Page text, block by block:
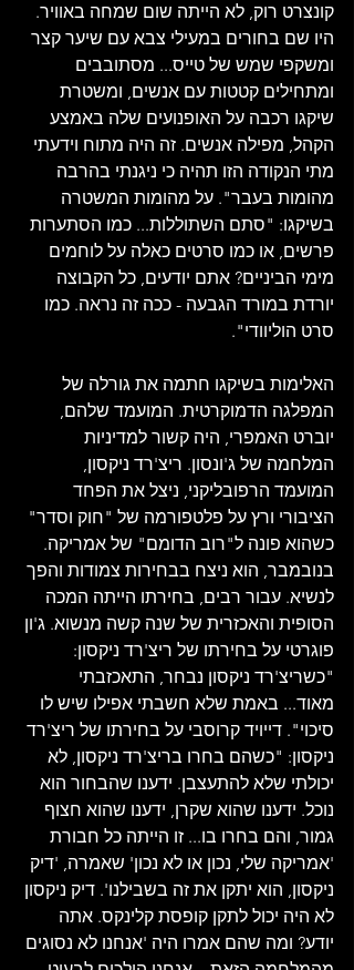
קונצרט רוק, לא הייתה שום שמחה באוויר.
היו שם בחורים במעילי צבא עם שיער קצר
ומשקפי שמש של טייס... מסתובבים
ומתחילים קטטות עם אנשים, ומשטרת
שיקגו רכבה על האופנועים שלה באמצע
הקהל, מפילה אנשים. זה היה מתוח וידעתי
מתי הנקודה הזו תהיה כי ניגנתי בהרבה
מהומות בעבר". על מהומות המשטרה
בשיקגו: "סתם השתוללות... כמו הסתערות
פרשים, או כמו סרטים כאלה על לוחמים
מימי הביניים? אתם יודעים, כל הקבוצה
יורדת במורד הגבעה - ככה זה נראה. כמו
סרט הוליוודי".
האלימות בשיקגו חתמה את גורלה של
המפלגה הדמוקרטית. המועמד שלהם,
יוברט האמפרי, היה קשור למדיניות
המלחמה של ג'ונסון. ריצ'רד ניקסון,
המועמד הרפובליקני, ניצל את הפחד
הציבורי ורץ על פלטפורמה של "חוק וסדר"
כשהוא פונה ל"רוב הדומם" של אמריקה.
בנובמבר, הוא ניצח בבחירות צמודות והפך
לנשיא. עבור רבים, בחירתו הייתה המכה
הסופית והאכזרית של שנה קשה מנשוא. ג'ון
פוגרטי על בחירתו של ריצ'רד ניקסון:
"כשריצ'רד ניקסון נבחר, התאכזבתי
מאוד... באמת שלא חשבתי אפילו שיש לו
סיכוי". דייויד קרוסבי על בחירתו של ריצ'רד
ניקסון: "כשהם בחרו בריצ'רד ניקסון, לא
יכולתי שלא להתעצבן. ידענו שהבחור הוא
נוכל. ידענו שהוא שקרן, ידענו שהוא חצוף
גמור, והם בחרו בו... זו הייתה כל חבורת
'אמריקה שלי, נכון או לא נכון' שאמרה, 'דיק
ניקסון, הוא יתקן את זה בשבילנו'. דיק ניקסון
לא היה יכול לתקן קופסת קלינקס. אתה
יודע? ומה שהם אמרו היה 'אנחנו לא נסוגים